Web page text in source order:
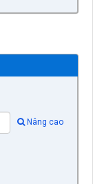
Nâng cao